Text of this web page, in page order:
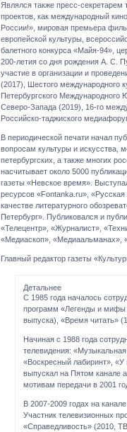
Являлся также пресс-
проектов, как международный
России!», мировая премьера
европейской культуры,
балетного конкурса «Майя-94»,
200-летия со дня рождения А. С.
участие в организации и
(2017), Шестого международного
Петербургского Международного
Северо-Запада (2019), 16-го
Российско-таджиского
В периодической печати начал
вопросам культуры и искусства,
петербургских, а также многих
насчитывает около 5000
газеты «Невское время».
ресурсов «Fontanka.ru», «Русская
качестве литературного
Петербург». Публиковался и
«Телецентр», «Журналист»,
«Медиаскоп», «Медиаальманах»,
Главный редактор газеты
Детальнее
С 1985 года началось
программ «Легенды и мифы
выпуска), «Время читать»
Начиная с 1988 года
телевидения:
«Воскресный лабиринт»,
выпускал на Пятом канале
мотивам передачи в 2001
В 2007-2009 годах на
Участник телевизионных
«Справедливость» (2010,